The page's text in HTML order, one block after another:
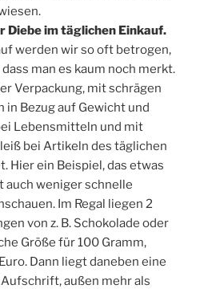
Diebe im täglichen Einkauf.
werden wir so oft betrogen,
man es kaum noch merkt.
Verpackung, mit schrägen
in Bezug auf Gewicht und
Lebensmitteln und mit
bei Artikeln des täglichen
Hier ein Beispiel, das etwas
auch weniger schnelle
Im Regal liegen 2
von z. B. Schokolade oder
Größe für 100 Gramm,
Dann liegt daneben eine
außen mehr als